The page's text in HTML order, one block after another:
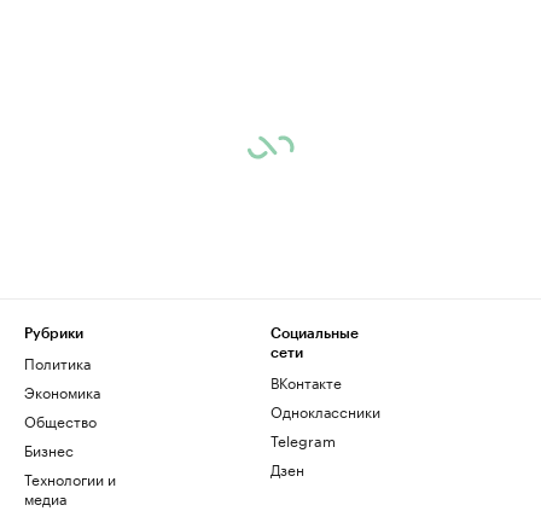
Рубрики
Политика
Экономика
Общество
Бизнес
Технологии и
медиа
Социальные
сети
ВКонтакте
Одноклассники
Telegram
Дзен